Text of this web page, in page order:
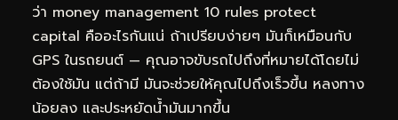
ว่า money management 10 rules protect
capital คืออะไรกันแน่ ถ้าเปรียบง่ายๆ มันก็เหมือนกับ
GPS ในรถยนต์ — คุณอาจขับรถไปถึงที่หมายได้โดยไม่
ต้องใช้มัน แต่ถ้ามี มันจะช่วยให้คุณไปถึงเร็วขึ้น หลงทาง
น้อยลง และประหยัดน้ำมันมากขึ้น